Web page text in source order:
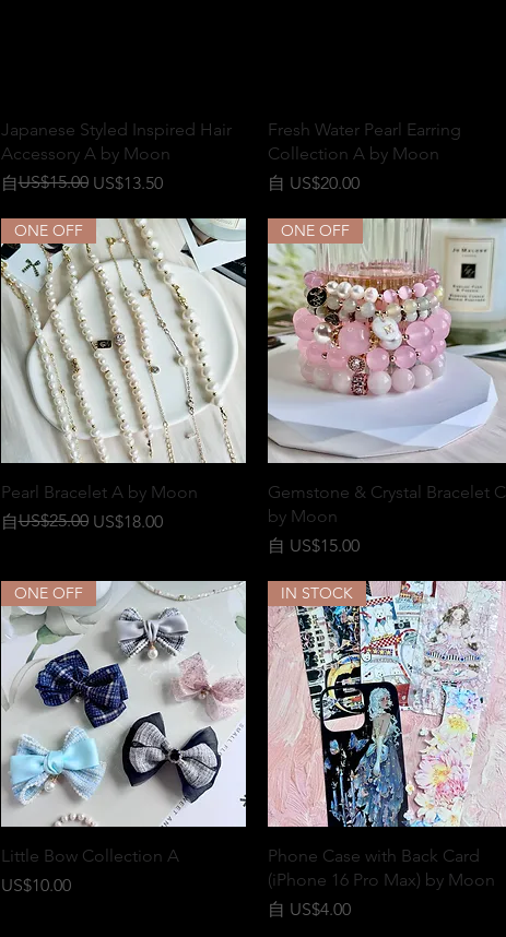
快速瀏覽
Japanese Styled Inspired Hair
Accessory A by Moon
自
一般價格
US$15.00 US$13.50
促銷價格
快速瀏覽
Fresh Water Pearl Earring
Collection A by Moon
自 US$20.00
促銷價格
快速瀏覽
ONE OFF
Pearl Bracelet A by Moon
自
一般價格
US$25.00 US$18.00
促銷價格
快速瀏覽
ONE OFF
Gemstone & Crystal Bracelet C
by Moon
自 US$15.00
促銷價格
快速瀏覽
ONE OFF
Little Bow Collection A
價格
US$10.00
快速瀏覽
IN STOCK
Phone Case with Back Card
(iPhone 16 Pro Max) by Moon
自 US$4.00
促銷價格